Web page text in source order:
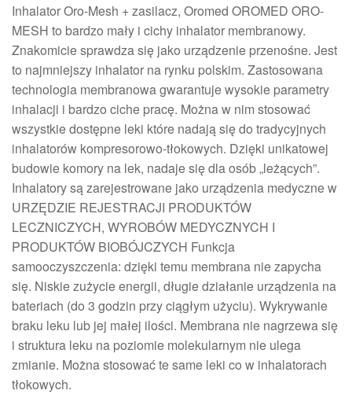
Inhalator Oro-Mesh + zasilacz, Oromed OROMED ORO-
MESH to bardzo mały i cichy inhalator membranowy.
Znakomicie sprawdza się jako urządzenie przenośne. Jest
to najmniejszy inhalator na rynku polskim. Zastosowana
technologia membranowa gwarantuje wysokie parametry
inhalacji i bardzo ciche pracę. Można w nim stosować
wszystkie dostępne leki które nadają się do tradycyjnych
inhalatorów kompresorowo-tłokowych. Dzięki unikatowej
budowie komory na lek, nadaje się dla osób „leżących”.
Inhalatory są zarejestrowane jako urządzenia medyczne w
URZĘDZIE REJESTRACJI PRODUKTÓW
LECZNICZYCH, WYROBÓW MEDYCZNYCH I
PRODUKTÓW BIOBÓJCZYCH Funkcja
samooczyszczenia: dzięki temu membrana nie zapycha
się. Niskie zużycie energii, długie działanie urządzenia na
bateriach (do 3 godzin przy ciągłym użyciu). Wykrywanie
braku leku lub jej małej ilości. Membrana nie nagrzewa się
i struktura leku na poziomie molekularnym nie ulega
zmianie. Można stosować te same leki co w inhalatorach
tłokowych.